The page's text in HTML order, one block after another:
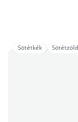
Sötétkék Sötétzöld